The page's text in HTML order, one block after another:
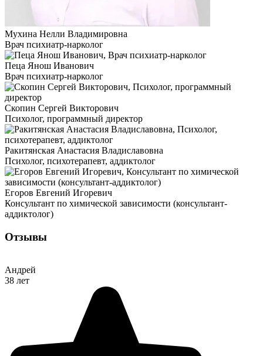
Мухина Нелли Владимировна
Врач психиатр-нарколог
Пеца Янош Иванович
Врач психиатр-нарколог
Скопин Сергей Викторович
Психолог, программный директор
Ракитянская Анастасия Владиславовна
Психолог, психотерапевт, аддиктолог
Егоров Евгений Игоревич
Консультант по химической зависимости (консультант-
аддиктолог)
Отзывы
Андрей
38 лет